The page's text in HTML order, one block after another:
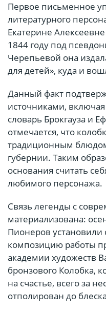
Первое письменное
литературного
Екатерине
1844 году под
Черепьевой она
для детей», куда и
Данный факт
источниками,
словарь Брокгауза и
отмечается, что
традиционным
губернии. Таким
основания считать
любимого персонажа.
Связь легенды с
материализована:
Пионеров установили
композицию работы
академии художеств
бронзового Колобка,
на счастье, всего за
отполирован до